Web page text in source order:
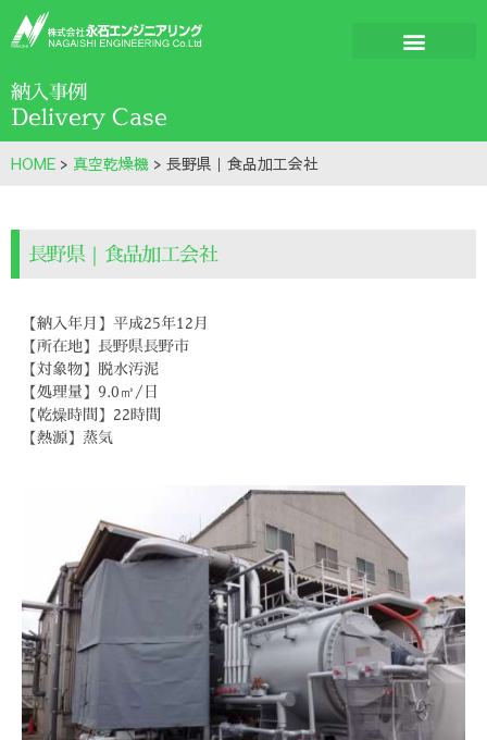
納入事例
Delivery Case
HOME > 真空乾燥機 > 長野県｜食品加工会社
長野県｜食品加工会社
【納入年月】平成25年12月
【所在地】長野県長野市
【対象物】脱水汚泥
【処理量】9.0㎥/日
【乾燥時間】22時間
【熱源】蒸気